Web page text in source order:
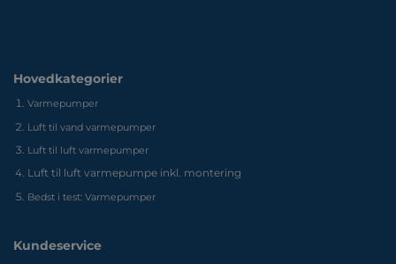
Hovedkategorier
Varmepumper
Luft til vand varmepumper
Luft til luft varmepumper
Luft til luft varmepumpe inkl. montering
Bedst i test: Varmepumper
Kundeservice